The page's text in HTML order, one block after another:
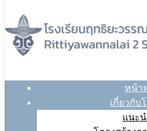
หน้า
เกี่ยวกับ
แนะน